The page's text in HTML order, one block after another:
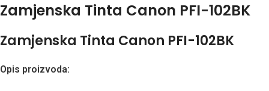
Zamjenska Tinta Canon PFI-102BK
Zamjenska Tinta Canon PFI-102BK
Opis proizvoda: